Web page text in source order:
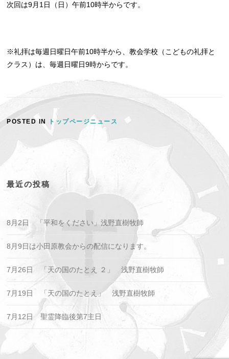
次回は9月1日（日）午前10時半からです。
※礼拝は毎週日曜日午前10時半から、教会学校（こどもの礼拝と
クラス）は、毎週日曜日9時からです。
POSTED IN トップページニュース
最近の投稿
8月2日 「平和をください」浅野直樹牧師
8月9日は小田原教会からの配信になります。
7月26日 「天の国のたとえ ２」 浅野直樹牧師
7月19日 「天の国のたとえ」 浅野直樹牧師
7月12日 聖霊降臨後第7主日